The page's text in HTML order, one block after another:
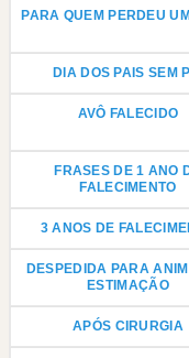
PARA QUEM PERDEU
DIA DOS PAIS SEM
AVÔ FALECIDO
FRASES DE 1 ANO
FALECIMENTO
3 ANOS DE
DESPEDIDA PARA
ESTIMAÇÃO
APÓS CIRURGIA